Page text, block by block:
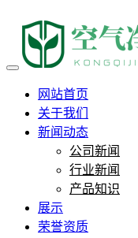
负离子真
网站首页
关于我们
新闻动态
公司新闻
行业新闻
产品知识
展示
荣誉资质